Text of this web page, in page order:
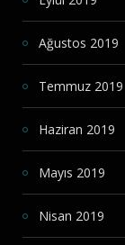
Ağustos 2019
Temmuz 2019
Haziran 2019
Mayıs 2019
Nisan 2019